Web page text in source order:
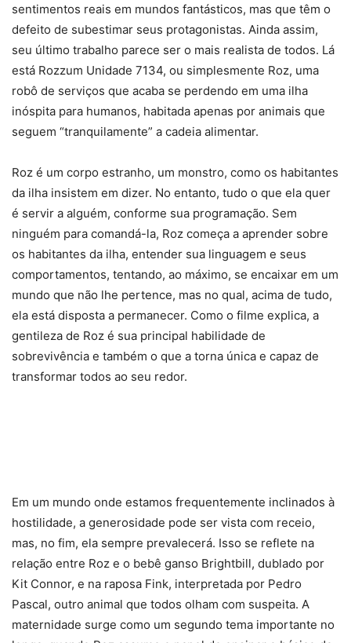
sentimentos reais em mundos fantásticos, mas que têm o
defeito de subestimar seus protagonistas. Ainda assim,
seu último trabalho parece ser o mais realista de todos. Lá
está Rozzum Unidade 7134, ou simplesmente Roz, uma
robô de serviços que acaba se perdendo em uma ilha
inóspita para humanos, habitada apenas por animais que
seguem “tranquilamente” a cadeia alimentar.
Roz é um corpo estranho, um monstro, como os habitantes
da ilha insistem em dizer. No entanto, tudo o que ela quer
é servir a alguém, conforme sua programação. Sem
ninguém para comandá-la, Roz começa a aprender sobre
os habitantes da ilha, entender sua linguagem e seus
comportamentos, tentando, ao máximo, se encaixar em um
mundo que não lhe pertence, mas no qual, acima de tudo,
ela está disposta a permanecer. Como o filme explica, a
gentileza de Roz é sua principal habilidade de
sobrevivência e também o que a torna única e capaz de
transformar todos ao seu redor.
Em um mundo onde estamos frequentemente inclinados à
hostilidade, a generosidade pode ser vista com receio,
mas, no fim, ela sempre prevalecerá. Isso se reflete na
relação entre Roz e o bebê ganso Brightbill, dublado por
Kit Connor, e na raposa Fink, interpretada por Pedro
Pascal, outro animal que todos olham com suspeita. A
maternidade surge como um segundo tema importante no